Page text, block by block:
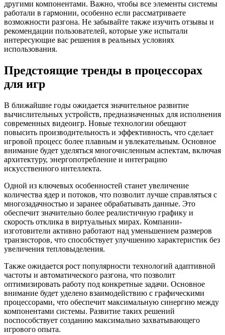
другими компонентами. Важно, чтобы все элементы системы
работали в гармонии, особенно если рассматриваете
возможности разгона. Не забывайте также изучить отзывы и
рекомендации пользователей, которые уже испытали
интересующие вас решения в реальных условиях
использования.
Предстоящие тренды в процессорах
для игр
В ближайшие годы ожидается значительное развитие
вычислительных устройств, предназначенных для исполнения
современных видеоигр. Новые технологии обещают
повысить производительность и эффективность, что сделает
игровой процесс более плавным и увлекательным. Основное
внимание будет уделяться многочисленным аспектам, включая
архитектуру, энергопотребление и интеграцию
искусственного интеллекта.
Одной из ключевых особенностей станет увеличение
количества ядер и потоков, что позволит лучше справляться с
многозадачностью и заранее обрабатывать данные. Это
обеспечит значительно более реалистичную графику и
скорость отклика в виртуальных мирах. Компании-
изготовители активно работают над уменьшением размеров
транзисторов, что способствует улучшению характеристик без
увеличения тепловыделения.
Также ожидается рост популярности технологий адаптивной
частоты и автоматического разгона, что позволит
оптимизировать работу под конкретные задачи. Основное
внимание будет уделено взаимодействию с графическими
процессорами, что обеспечит максимальную синергию между
компонентами системы. Развитие таких решений
поспособствует созданию максимально захватывающего
игрового опыта.